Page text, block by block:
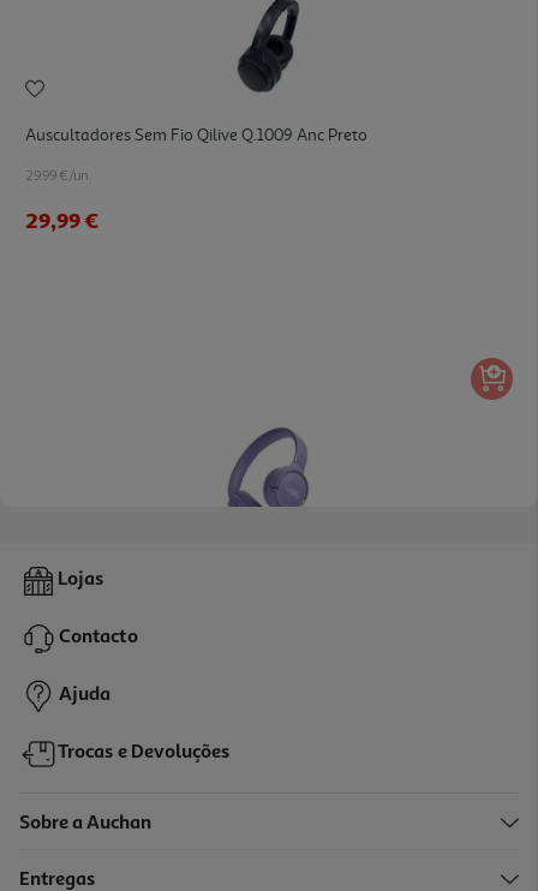
Auscultadores Sem Fio Qilive Q.1009 Anc Preto
29.99 €/un
29,99 €
Auscultadores Sem Fio Jbl T 520 Bt Purple
59,99 €
Lojas
Contacto
Ajuda
Trocas e Devoluções
Sobre a Auchan
Entregas